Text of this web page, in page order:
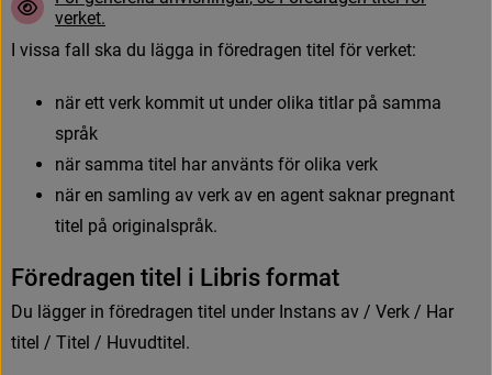
verket.
I vissa fall ska du lägga in föredragen titel för verket:
när ett verk kommit ut under olika titlar på samma
språk
när samma titel har använts för olika verk
när en samling av verk av en agent saknar pregnant
titel på originalspråk.
Föredragen tite i Libris format
Du lägger in föredragen titel under Instans av / Verk / Har
titel / Titel / Huvudtitel.